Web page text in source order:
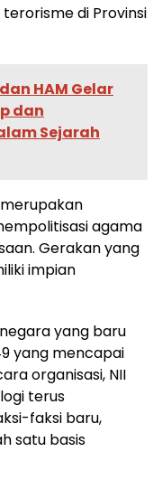
di Provinsi
HAM Gelar
dan
Sejarah
agama
Gerakan yang
impian
yang baru
yang mencapai
organisasi, NII
terus
faksi baru,
satu basis